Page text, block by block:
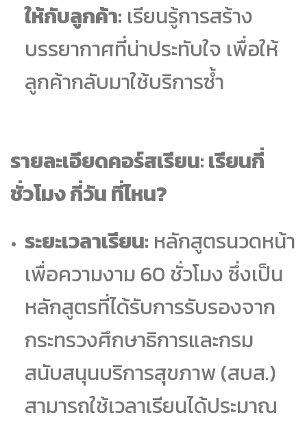
ให้กับลูกค้า: เรียนรู้การสร้าง
บรรยากาศที่น่าประทับใจ เพื่อให้
ลูกค้ากลับมาใช้บริการซ้ำ
รายละเอียดคอร์สเรียน: เรียนกี่
ชั่วโมง กี่วัน ที่ไหน?
ระยะเวลาเรียน: หลักสูตรนวดหน้า
เพื่อความงาม 60 ชั่วโมง ซึ่งเป็น
หลักสูตรที่ได้รับการรับรองจาก
กระทรวงศึกษาธิการและกรม
สนับสนุนบริการสุขภาพ (สบส.)
สามารถใช้เวลาเรียนได้ประมาณ